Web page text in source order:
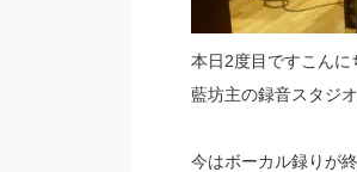
本日2度目ですこんに
藍坊主の録音スタジ
今はボーカル録りが